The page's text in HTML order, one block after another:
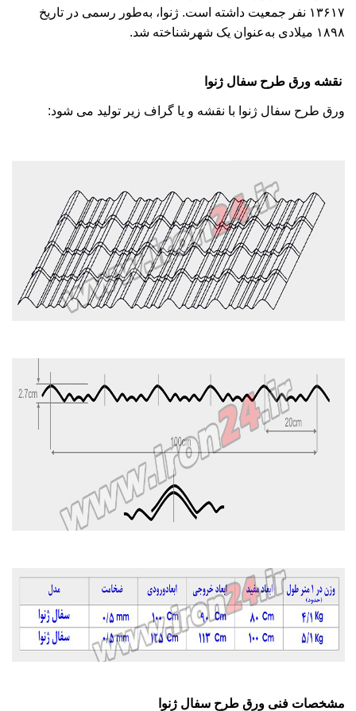
۱۳۶۱۷ نفر جمعیت داشته است. ژنوا، به‌طور رسمی در تاریخ
۱۸۹۸ میلادی به‌عنوان یک
شهر شناخته شد.
نقشه ورق طرح سفال ژنوا
ورق طرح سفال ژنوا با نقشه و یا گراف زیر تولید می شود:
مشخصات فنی ورق طرح سفال ژنوا